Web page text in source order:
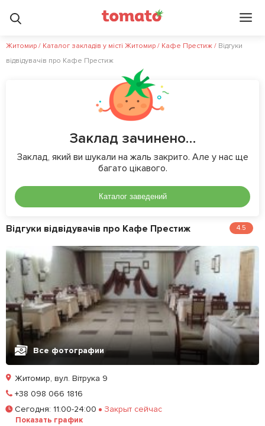
Житомир / Каталог закладів у місті Житомир / Кафе Престиж / Відгуки
відвідувачів про Кафе Престиж
Заклад зачинено…
Заклад, який ви шукали на жаль закрито. Але у нас ще
багато цікавого.
Каталог заведений
Відгуки відвідувачів про Кафе Престиж 4.5
Все фотографии
Залишити відгук
Житомир, вул. Вітрука 9
+38 098 066 1816
Сегодня: 11:00-24:00 Закрыт сейчас
Показать график